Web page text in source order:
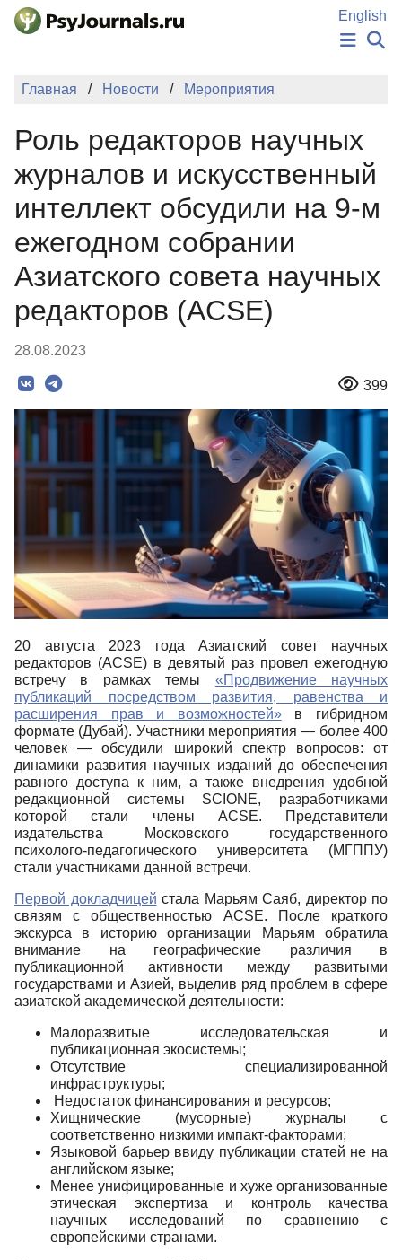
Перейти к основному содержанию
English
НОВОСТИ
ПОДАТЬ РУКОПИСЬ
КЛЮЧЕВЫЕ СЛОВА
Регистрация
Вход
Главная Новости Мероприятия
Роль редакторов научных
журналов и искусственный
интеллект обсудили на 9-м
ежегодном собрании
Азиатского совета научных
редакторов (ACSE)
28.08.2023
399
20 августа 2023 года Азиатский совет научных
редакторов (ACSE) в девятый раз провел ежегодную
встречу в рамках темы «Продвижение научных
публикаций посредством развития, равенства и
расширения прав и возможностей»в гибридном
формате (Дубай). Участники мероприятия ― более 400
человек ― обсудили широкий спектр вопросов: от
динамики развития научных изданий до обеспечения
равного доступа к ним, а также внедрения удобной
редакционной системы SCIONE, разработчиками
которой стали члены ACSE. Представители
издательства Московского государственного
психолого-педагогического университета (МГППУ)
стали участниками данной встречи.
Первой докладчицей стала Марьям Саяб, директор по
связям с общественностью ACSE. После краткого
экскурса в историю организации Марьям обратила
внимание на географические различия в
публикационной активности между развитыми
государствами и Азией, выделив ряд проблем в сфере
азиатской академической деятельности:
Малоразвитые исследовательская и
публикационная экосистемы;
Отсутствие специализированной
инфраструктуры;
Недостаток финансирования и ресурсов;
Хищнические (мусорные) журналы с
соответственно низкими импакт-факторами;
Языковой барьер ввиду публикации статей не на
английском языке;
Менее унифицированные и хуже организованные
этическая экспертиза и контроль качества
научных исследований по сравнению с
европейскими странами.